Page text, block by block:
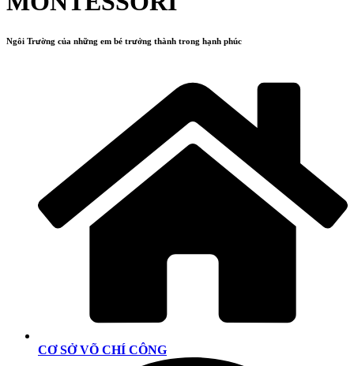
Ngôi Trường của những em bé trưởng thành trong hạnh phúc
CƠ SỞ VÕ CHÍ CÔNG